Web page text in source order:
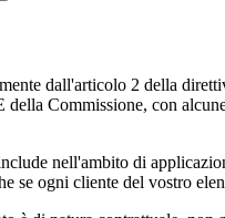
dall'articolo 2 della
della Commissione, con
nell'ambito di
se ogni cliente del vostro